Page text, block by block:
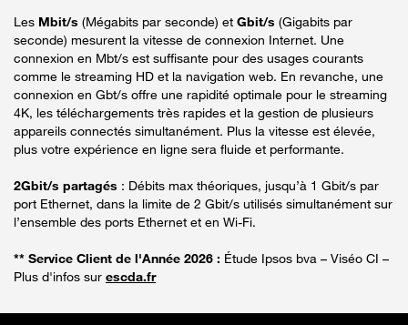
Les Mbit/s (Mégabits par seconde) et Gbit/s (Gigabits par
seconde) mesurent la vitesse de connexion Internet. Une
connexion en Mbt/s est suffisante pour des usages courants
comme le streaming HD et la navigation web. En revanche, une
connexion en Gbt/s offre une rapidité optimale pour le streaming
4K, les téléchargements très rapides et la gestion de plusieurs
appareils connectés simultanément. Plus la vitesse est élevée,
plus votre expérience en ligne sera fluide et performante.
2Gbit/s partagés : Débits max théoriques, jusqu’à 1 Gbit/s par
port Ethernet, dans la limite de 2 Gbit/s utilisés simultanément sur
l’ensemble des ports Ethernet et en Wi-Fi.
** Service Client de l'Année 2026 : Étude Ipsos bva – Viséo CI –
Plus d'infos sur escda.fr